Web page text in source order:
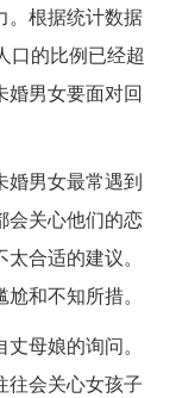
。根据统计数据
口的比例已经超
婚男女要面对回
婚男女最常遇到
会关心他们的恋
合适的建议。
和不知所措。
母娘的询问。
往会关心女孩子